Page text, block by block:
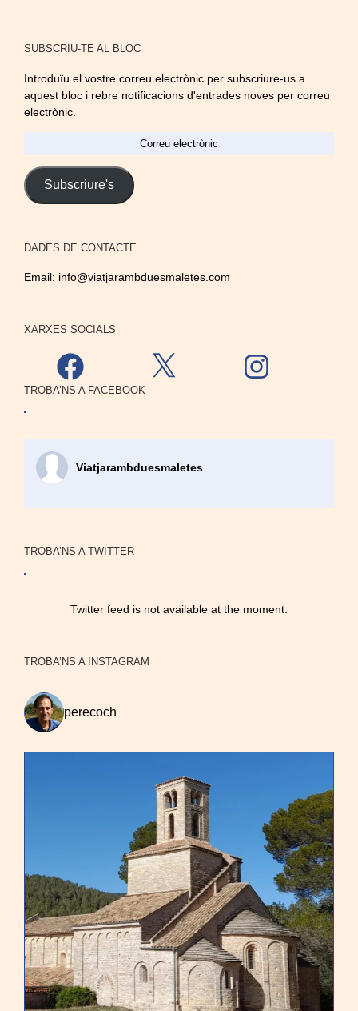
SUBSCRIU-TE AL BLOC
Introduïu el vostre correu electrònic per subscriure-us a
aquest bloc i rebre notificacions d'entrades noves per correu
electrònic.
Subscriure's
DADES DE CONTACTE
Email: info@viatjarambduesmaletes.com
XARXES SOCIALS
Facebook
TROBA’NS A FACEBOOK
Viatjarambduesmaletes
TROBA’NS A TWITTER
Twitter feed is not available at the moment.
TROBA’NS A INSTAGRAM
perecoch